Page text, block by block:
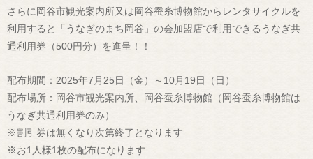
さらに岡谷市観光案内所又は岡谷蚕糸博物館からレンタサイクルを
利用すると「うなぎのまち岡谷」の会加盟店で利用できるうなぎ共
通利用券（500円分）を進呈！！
配布期間：2025年7月25日（金）～10月19日（日）
配布場所：岡谷市観光案内所、岡谷蚕糸博物館（岡谷蚕糸博物館は
うなぎ共通利用券のみ）
※割引券は無くなり次第終了となります
※お1人様1枚の配布になります